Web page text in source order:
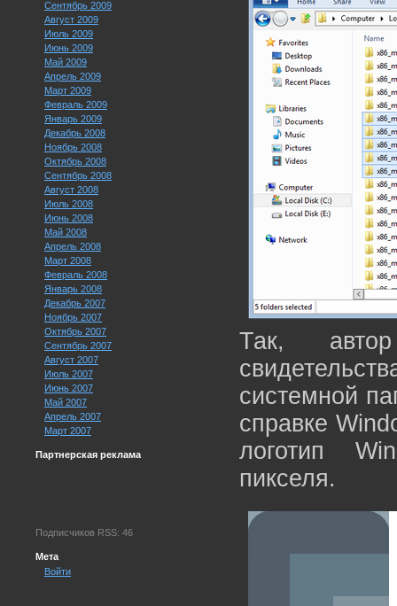
Сентябрь 2009
Август 2009
Июль 2009
Июнь 2009
Май 2009
Апрель 2009
Март 2009
Февраль 2009
Январь 2009
Декабрь 2008
Ноябрь 2008
Октябрь 2008
Сентябрь 2008
Август 2008
Июль 2008
Июнь 2008
Май 2008
Апрель 2008
Март 2008
Февраль 2008
Январь 2008
Декабрь 2007
Ноябрь 2007
Октябрь 2007
Сентябрь 2007
Август 2007
Июль 2007
Июнь 2007
Май 2007
Апрель 2007
Март 2007
Партнерская реклама
Подписчиков RSS: 46
Мета
Войти
Так,
системной
справке
логотип
пикселя.